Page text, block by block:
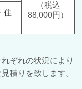
（税込
88,000円）
住
ぞれの状況により
積りを致します。